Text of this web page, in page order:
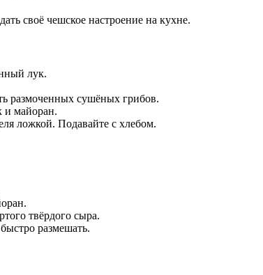
своё чешское настроение на кухне.
лук.
размоченных сушёных грибов.
и майоран.
ложкой. Подавайте с хлебом.
твёрдого сыра.
размешать.